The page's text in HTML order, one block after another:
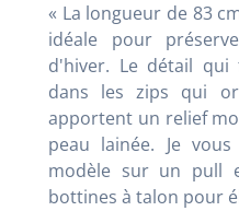
« La longueur de 83
idéale pour
d'hiver. Le détail
dans les zips qui
apportent un relief
peau lainée. Je
modèle sur un pull
bottines à talon pour